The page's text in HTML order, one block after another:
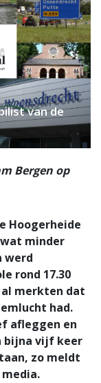
van de
Bergen op
Hoogerheide
minder
werd
rond 17.30
merkten dat
had.
afleggen en
bijna vijf keer
zo meldt